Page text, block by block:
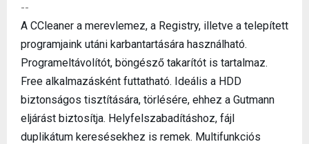
--
A CCleaner a merevlemez, a Registry, illetve a telepített
programjaink utáni karbantartására használható.
Programeltávolítót, böngésző takarítót is tartalmaz.
Free alkalmazásként futtatható. Ideális a HDD
biztonságos tisztítására, törlésére, ehhez a Gutmann
eljárást biztosítja. Helyfelszabadításhoz, fájl
duplikátum keresésekhez is remek. Multifunkciós